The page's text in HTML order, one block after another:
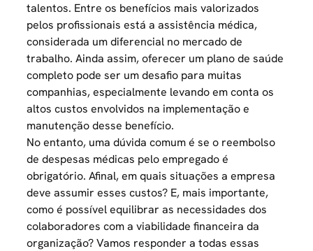
talentos. Entre os benefícios mais valorizados
pelos profissionais está a assistência médica,
considerada um diferencial no mercado de
trabalho. Ainda assim, oferecer um plano de saúde
completo pode ser um desafio para muitas
companhias, especialmente levando em conta os
altos custos envolvidos na implementação e
manutenção desse benefício.
No entanto, uma dúvida comum é se o reembolso
de despesas médicas pelo empregado é
obrigatório. Afinal, em quais situações a empresa
deve assumir esses custos? E, mais importante,
como é possível equilibrar as necessidades dos
colaboradores com a viabilidade financeira da
organização? Vamos responder a todas essas